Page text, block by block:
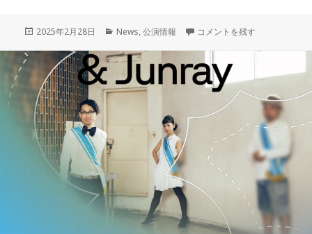
投
日:
2025年2月28日
カ
ゴ
ー
News,公演情報 5/14 – 19 東京、京都、愛媛
コメントを残す